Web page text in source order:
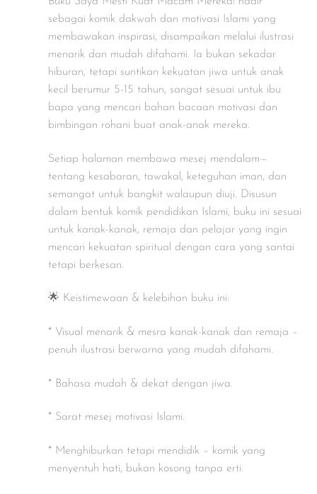
sebagai komik dakwah dan motivasi Islami yang
membawakan inspirasi, disampaikan melalui ilustrasi
menarik dan mudah difahami. Ia bukan sekadar
hiburan, tetapi suntikan kekuatan jiwa untuk anak
kecil berumur 5-15 tahun, sangat sesuai untuk ibu
bapa yang mencari bahan bacaan motivasi dan
bimbingan rohani buat anak-anak mereka.
Setiap halaman membawa mesej mendalam—
tentang kesabaran, tawakal, keteguhan iman, dan
semangat untuk bangkit walaupun diuji. Disusun
dalam bentuk komik pendidikan Islami, buku ini sesuai
untuk kanak-kanak, remaja dan pelajar yang ingin
mencari kekuatan spiritual dengan cara yang santai
tetapi berkesan.
🌟 Keistimewaan & kelebihan buku ini:
* Visual menarik & mesra kanak-kanak dan remaja –
penuh ilustrasi berwarna yang mudah difahami.
* Bahasa mudah & dekat dengan jiwa.
* Sarat mesej motivasi Islami.
* Menghiburkan tetapi mendidik – komik yang
menyentuh hati, bukan kosong tanpa erti.